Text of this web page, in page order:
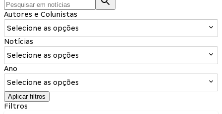
Autores e Colunistas
Selecione as opções
Notícias
Selecione as opções
Ano
Selecione as opções
Aplicar filtros
Filtros